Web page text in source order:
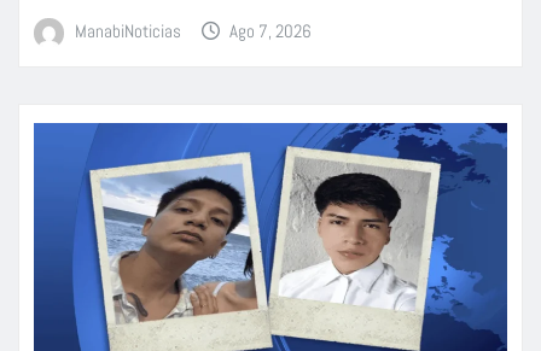
ManabiNoticias Ago 7, 2026